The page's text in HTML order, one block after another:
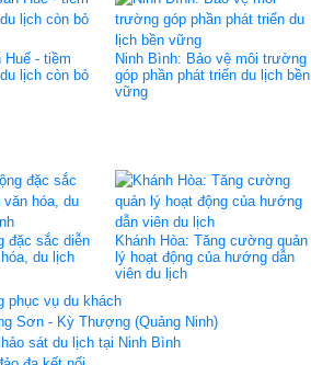
Huế - tiềm
lịch còn bỏ
Ninh Bình: Bảo vệ môi trường
góp phần phát triển du lịch bền
vững
đặc sắc diễn
du lịch
Khánh Hòa: Tăng cường quản
lý hoạt động của hướng dẫn
viên du lịch
phục vụ du khách
Sơn - Kỳ Thượng (Quảng Ninh)
sát du lịch tại Ninh Bình